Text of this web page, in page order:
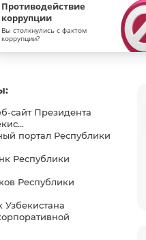
Противодействие
коррупции
Вы столкнулись с фактом
коррупции?
сайт Президента
портал Республики
Республики
Республики